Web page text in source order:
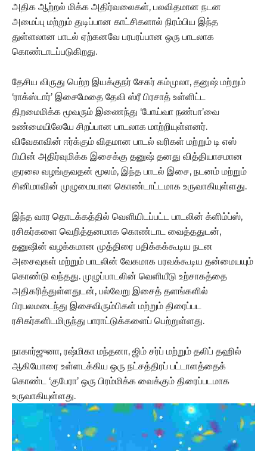
அதிக ஆற்றல் மிக்க அதிர்வலைகள், பலவிதமான நடன
அமைப்பு மற்றும் துடிப்பான காட்சிகளால் நிரம்பிய இந்த
துள்ளலான பாடல் ஏற்கனவே பரபரப்பான ஒரு பாடலாக
கொண்டாடப்படுகிறது.
தேசிய விருது பெற்ற இயக்குநர் சேகர் கம்முலா, தனுஷ் மற்றும்
‘ராக்ஸ்டார்’ இசைமேதை தேவி ஸ்ரீ பிரசாத் உள்ளிட்ட
திறமைமிக்க மூவரும் இணைந்து ‘போய்வா நண்பா’வை
உண்மையிலேயே சிறப்பான பாடலாக மாற்றியுள்ளனர்.
விவேகாவின் ஈர்க்கும் விதமான பாடல் வரிகள் மற்றும் டி எஸ்
பியின் அதிர்வுமிக்க இசைக்கு தனுஷ் தனது வித்தியாசமான
குரலை வழங்குவதன் மூலம், இந்த பாடல் இசை, நடனம் மற்றும்
சினிமாவின் முழுமையான கொண்டாட்டமாக உருவாகியுள்ளது.
இந்த வார தொடக்கத்தில் வெளியிடப்பட்ட பாடலின் க்ளிம்ப்ஸ்,
ரசிகர்களை வெறித்தனமாக கொண்டாட வைத்ததுடன்,
தனுஷின் வழக்கமான முத்திரை பதிக்கக்கூடிய நடன
அசைவுகள் மற்றும் பாடலின் வேகமாக பரவக்கூடிய தன்மையயும்
கொண்டு வந்தது. முழுப்பாடலின் வெளியீடு உற்சாகத்தை
அதிகரித்துள்ளதுடன், பல்வேறு இசைத் தளங்களில்
பிரபலமடைந்து இசைவிரும்பிகள் மற்றும் திரைப்பட
ரசிகர்களிடமிருந்து பாராட்டுக்களைப் பெற்றுள்ளது.
நாகார்ஜுனா, ரஷ்மிகா மந்தனா, ஜிம் சர்ப் மற்றும் தலிப் தஹில்
ஆகியோரை உள்ளடக்கிய ஒரு நட்சத்திரப் பட்டாளத்தைக்
கொண்ட ‘குபேரா’ ஒரு பிரம்மிக்க வைக்கும் திரைப்படமாக
உருவாகியுள்ளது.